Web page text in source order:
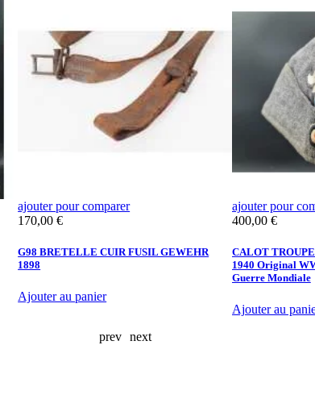
ajouter pour comparer
Prix
170,00 €
G98 BRETELLE CUIR FUSIL GEWEHR
1898
Ajouter au panier
ajouter pour
Prix
400,00 €
CALOT
1940 Original
Guerre Mondiale
Ajouter au
prev
next